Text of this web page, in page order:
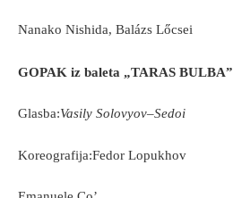
Nanako Nishida, Balázs Lőcsei
GOPAK iz baleta „TARAS BULBA”
Glasba:Vasily Solovyov–Sedoi
Koreografija:Fedor Lopukhov